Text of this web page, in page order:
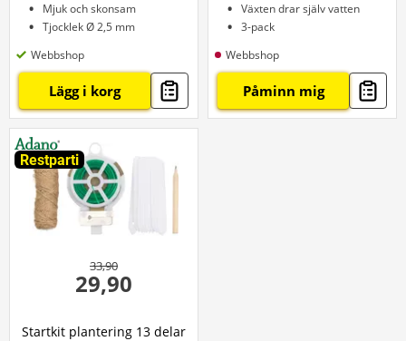
Mjuk och skonsam
Tjocklek Ø 2,5 mm
Webbshop
Lägg i korg
Växten drar själv vatten
3-pack
Webbshop
Påminn mig
Restparti
33,90
29,90
Startkit plantering 13 delar